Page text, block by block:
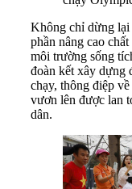
Không chỉ dừng lại
phần nâng cao
môi trường sống
đoàn kết xây dựng
chạy, thông điệp
vươn lên được lan
dân.